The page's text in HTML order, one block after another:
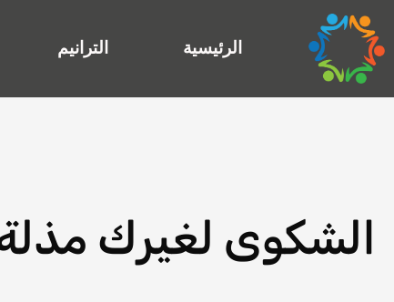
إلى
المحتوى
الرئيسية الترانيم
الشكوى لغيرك